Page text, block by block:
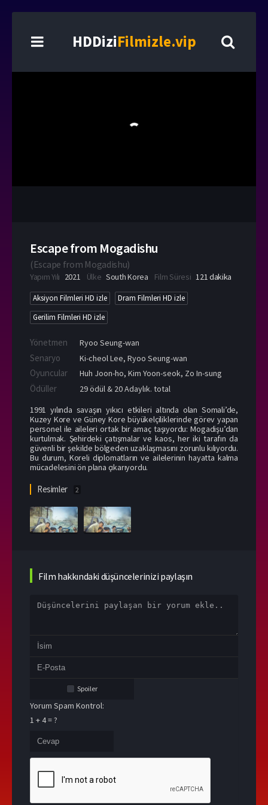
HDDiziFilmizle.vip
Escape from Mogadishu
(Escape from Mogadishu)
Yapım Yılı 2021 Ülke South Korea Film Süresi 121 dakika
Aksiyon Filmleri HD izle
Dram Filmleri HD izle
Gerilim Filmleri HD izle
Yönetmen Ryoo Seung-wan
Senaryo Ki-cheol Lee, Ryoo Seung-wan
Oyuncular Huh Joon-ho, Kim Yoon-seok, Zo In-sung
Ödüller
29 ödül & 20 Adaylık. total
1991 yılında savaşın yıkıcı etkileri altında olan Somali’de,
Kuzey Kore ve Güney Kore büyükelçiliklerinde görev yapan
personel ile aileleri ortak bir amaç taşıyordu: Mogadişu’dan
kurtulmak. Şehirdeki çatışmalar ve kaos, her iki tarafın da
güvenli bir şekilde bölgeden uzaklaşmasını zorunlu kılıyordu.
Bu durum, Koreli diplomatların ve ailelerinin hayatta kalma
mücadelesini ön plana çıkarıyordu.
Resimler 2
Film hakkındaki düşüncelerinizi paylaşın
Spoiler
Yorum Spam Kontrol:
1 + 4 = ?